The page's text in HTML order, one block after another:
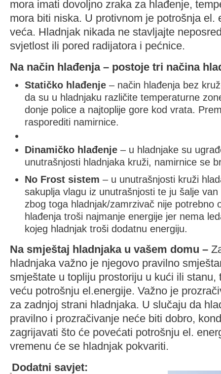
mora imati dovoljno zraka za hlađenje,
mora biti niska. U protivnom je potrošnja el.
veća. Hladnjak nikada ne stavljajte
svjetlost ili pored radijatora i pećnice.
Na način hlađenja – postoje tri načina
Statičko hlađenje – način hlađenja bez
da su u hladnjaku različite temperaturne
donje police a najtoplije gore kod vrata.
rasporediti namirnice.
Dinamičko hlađenje – u hladnjake su
unutrašnjosti hladnjaka kruži, namirnice se
No Frost sistem – u unutrašnjosti kruži
sakuplja vlagu iz unutrašnjosti te ju šalje
zbog toga hladnjak/zamrzivač nije potrebno
hlađenja troši najmanje energije jer nema
kojeg hladnjak troši dodatnu energiju.
Na smještaj hladnjaka u vašem domu –
hladnjaka važno je njegovo pravilno
smještate u topliju prostoriju u kući ili stanu,
veću potrošnju el.energije. Važno je
za zadnjoj strani hladnjaka. U slučaju da
pravilno i prozračivanje neće biti dobro,
zagrijavati što će povećati potrošnju el.
vremenu će se hladnjak pokvariti.
Dodatni savjet: